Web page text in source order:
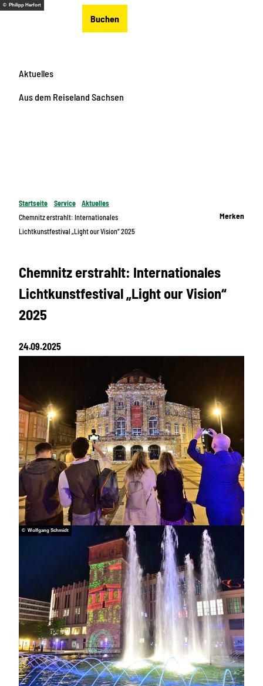
Z
Buchen
© Philipp Herfort
Aktuelles
Aus dem Reiseland Sachsen
Startseite Service
Aktuelles
Chemnitz erstrahlt: Internationales
Lichtkunstfestival „Light our Vision“ 2025
Merken
Chemnitz erstrahlt: Internationales
Lichtkunstfestival „Light our Vision“
2025
24.09.2025
© Wolfgang Schmidt